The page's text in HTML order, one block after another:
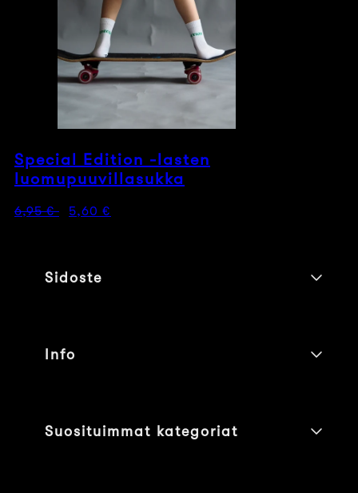
Special Edition -lasten
luomupuuvillasukka
Normaalihinta
6,95 € Myyntihinta
5,60 €
Sidoste
Info
Suosituimmat kategoriat